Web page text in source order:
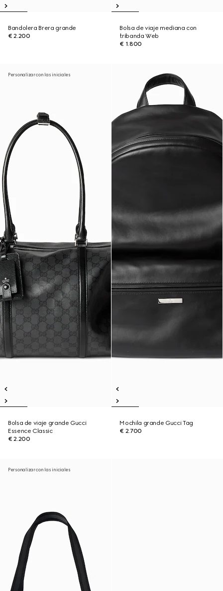
Bandolera Brera grande
€ 2.200
Bolsa de viaje mediana con
tribanda Web
€ 1.800
Personalizar con las iniciales
Bolsa de viaje grande Gucci
Essence Classic
€ 2.200
Mochila grande Gucci Tag
€ 2.700
Personalizar con las iniciales